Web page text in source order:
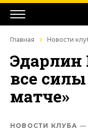
Главная Новости
Эдарлин
все
матче»
НОВОСТИ КЛУБА —